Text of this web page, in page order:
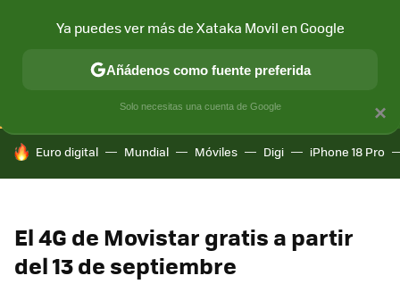
CONECTIVIDAD MÓVIL Y SOCIEDAD APLICACIONES
HOY SE HABLA DE
Euro digital Mundial Móviles Digi iPhone 18 Pro
El 4G de Movistar gratis a partir
del 13 de septiembre
×
Ya puedes ver más de Xataka Movil en Google
Añádenos como fuente preferida
Solo necesitas una cuenta de Google